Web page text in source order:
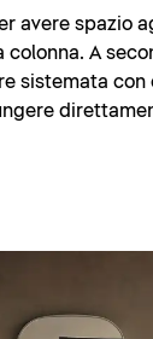
avere spazio
A
sistemata con